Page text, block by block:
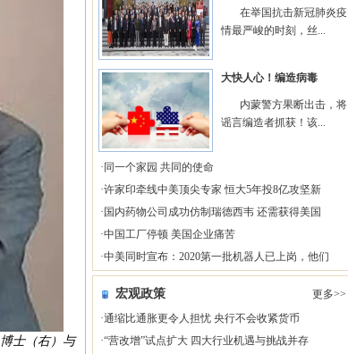
士（右）与
在举国抗击新冠肺炎疫
情最严峻的时刻，丝...
大快人心！编造病毒
内蒙警方果断出击，将
谣言编造者抓获！该...
· 同一个家园 共同的使命
·许家印牵线中美顶尖专家 恒大5年投8亿攻坚新
· 国内药物公司成功仿制瑞德西韦 还需获得美国
·中国工厂停顿 美国企业痛苦
·中美同时宣布：2020第一批机器人已上岗，他们
宏观政策
更多>>
·通缩比通胀更令人担忧 央行不会收紧货币
·“营改增”试点扩大 四大行业机遇与挑战并存